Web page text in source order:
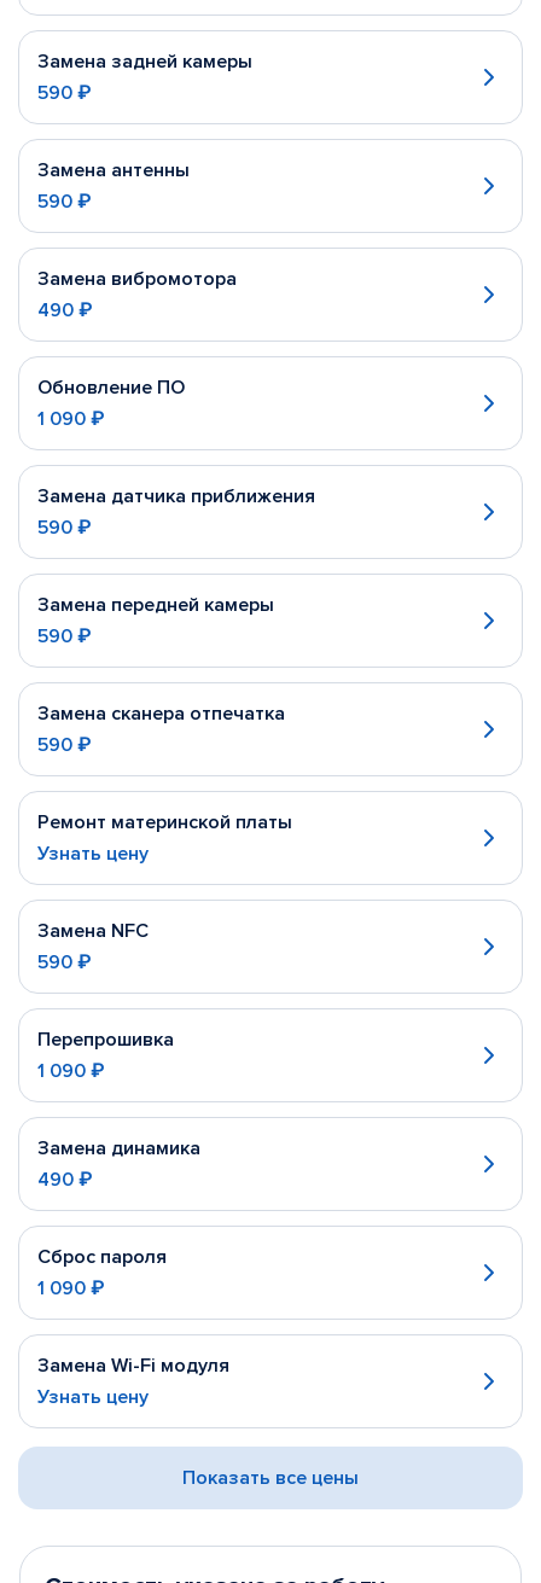
Замена задней камеры
590 ₽
Замена антенны
590 ₽
Замена вибромотора
490 ₽
Обновление ПО
1 090 ₽
Замена датчика приближения
590 ₽
Замена передней камеры
590 ₽
Замена сканера отпечатка
590 ₽
Ремонт материнской платы
Узнать цену
Замена NFC
590 ₽
Перепрошивка
1 090 ₽
Замена динамика
490 ₽
Сброс пароля
1 090 ₽
Замена Wi-Fi модуля
Узнать цену
Показать все цены